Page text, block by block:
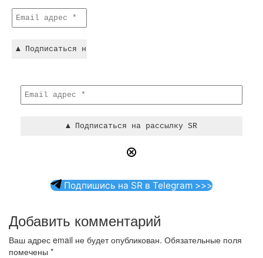
Подпишись на SR в Telegram >>>
Добавить комментарий
Ваш адрес email не будет опубликован. Обязательные поля
помечены *